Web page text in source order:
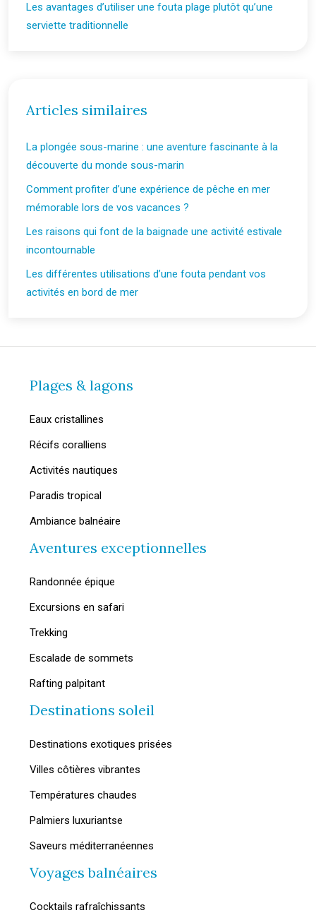
Les avantages d’utiliser une fouta plage plutôt qu’une
serviette traditionnelle
Articles similaires
La plongée sous-marine : une aventure fascinante à la
découverte du monde sous-marin
Comment profiter d’une expérience de pêche en mer
mémorable lors de vos vacances ?
Les raisons qui font de la baignade une activité estivale
incontournable
Les différentes utilisations d’une fouta pendant vos
activités en bord de mer
Plages & lagons
Eaux cristallines
Récifs coralliens
Activités nautiques
Paradis tropical
Ambiance balnéaire
Aventures exceptionnelles
Randonnée épique
Excursions en safari
Trekking
Escalade de sommets
Rafting palpitant
Destinations soleil
Destinations exotiques prisées
Villes côtières vibrantes
Températures chaudes
Palmiers luxuriantse
Saveurs méditerranéennes
Voyages balnéaires
Cocktails rafraîchissants